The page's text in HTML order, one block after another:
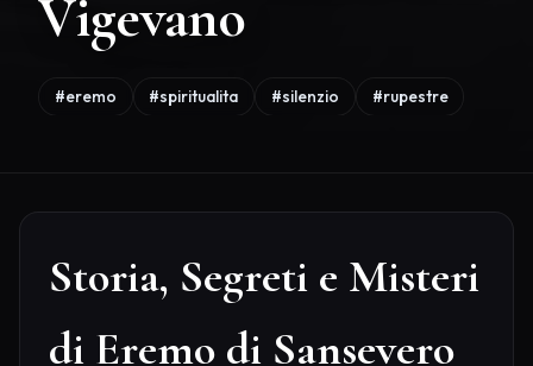
Vigevano
#eremo #spiritualita #silenzio #rupestre
Storia, Segreti e Misteri
di Eremo di Sansevero